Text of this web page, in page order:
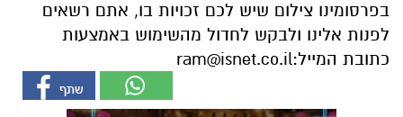
בפרסומינו צילום שיש לכם זכויות בו, אתם רשאים
לפנות אלינו ולבקש לחדול מהשימוש באמצעות
כתובת המייל:ram@isnet.co.il